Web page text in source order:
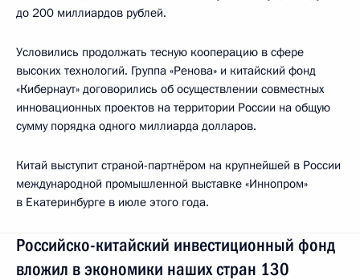
до 200 миллиардов рублей.
Условились продолжать тесную кооперацию в сфере
высоких технологий. Группа «Ренова» и китайский фонд
«Кибернаут» договорились об осуществлении совместных
инновационных проектов на территории России на общую
сумму порядка одного миллиарда долларов.
Китай выступит страной-партнёром на крупнейшей в России
международной промышленной выставке «Иннопром»
в Екатеринбурге в июле этого года.
Российско-китайский инвестиционный фонд
вложил в экономики наших стран 130